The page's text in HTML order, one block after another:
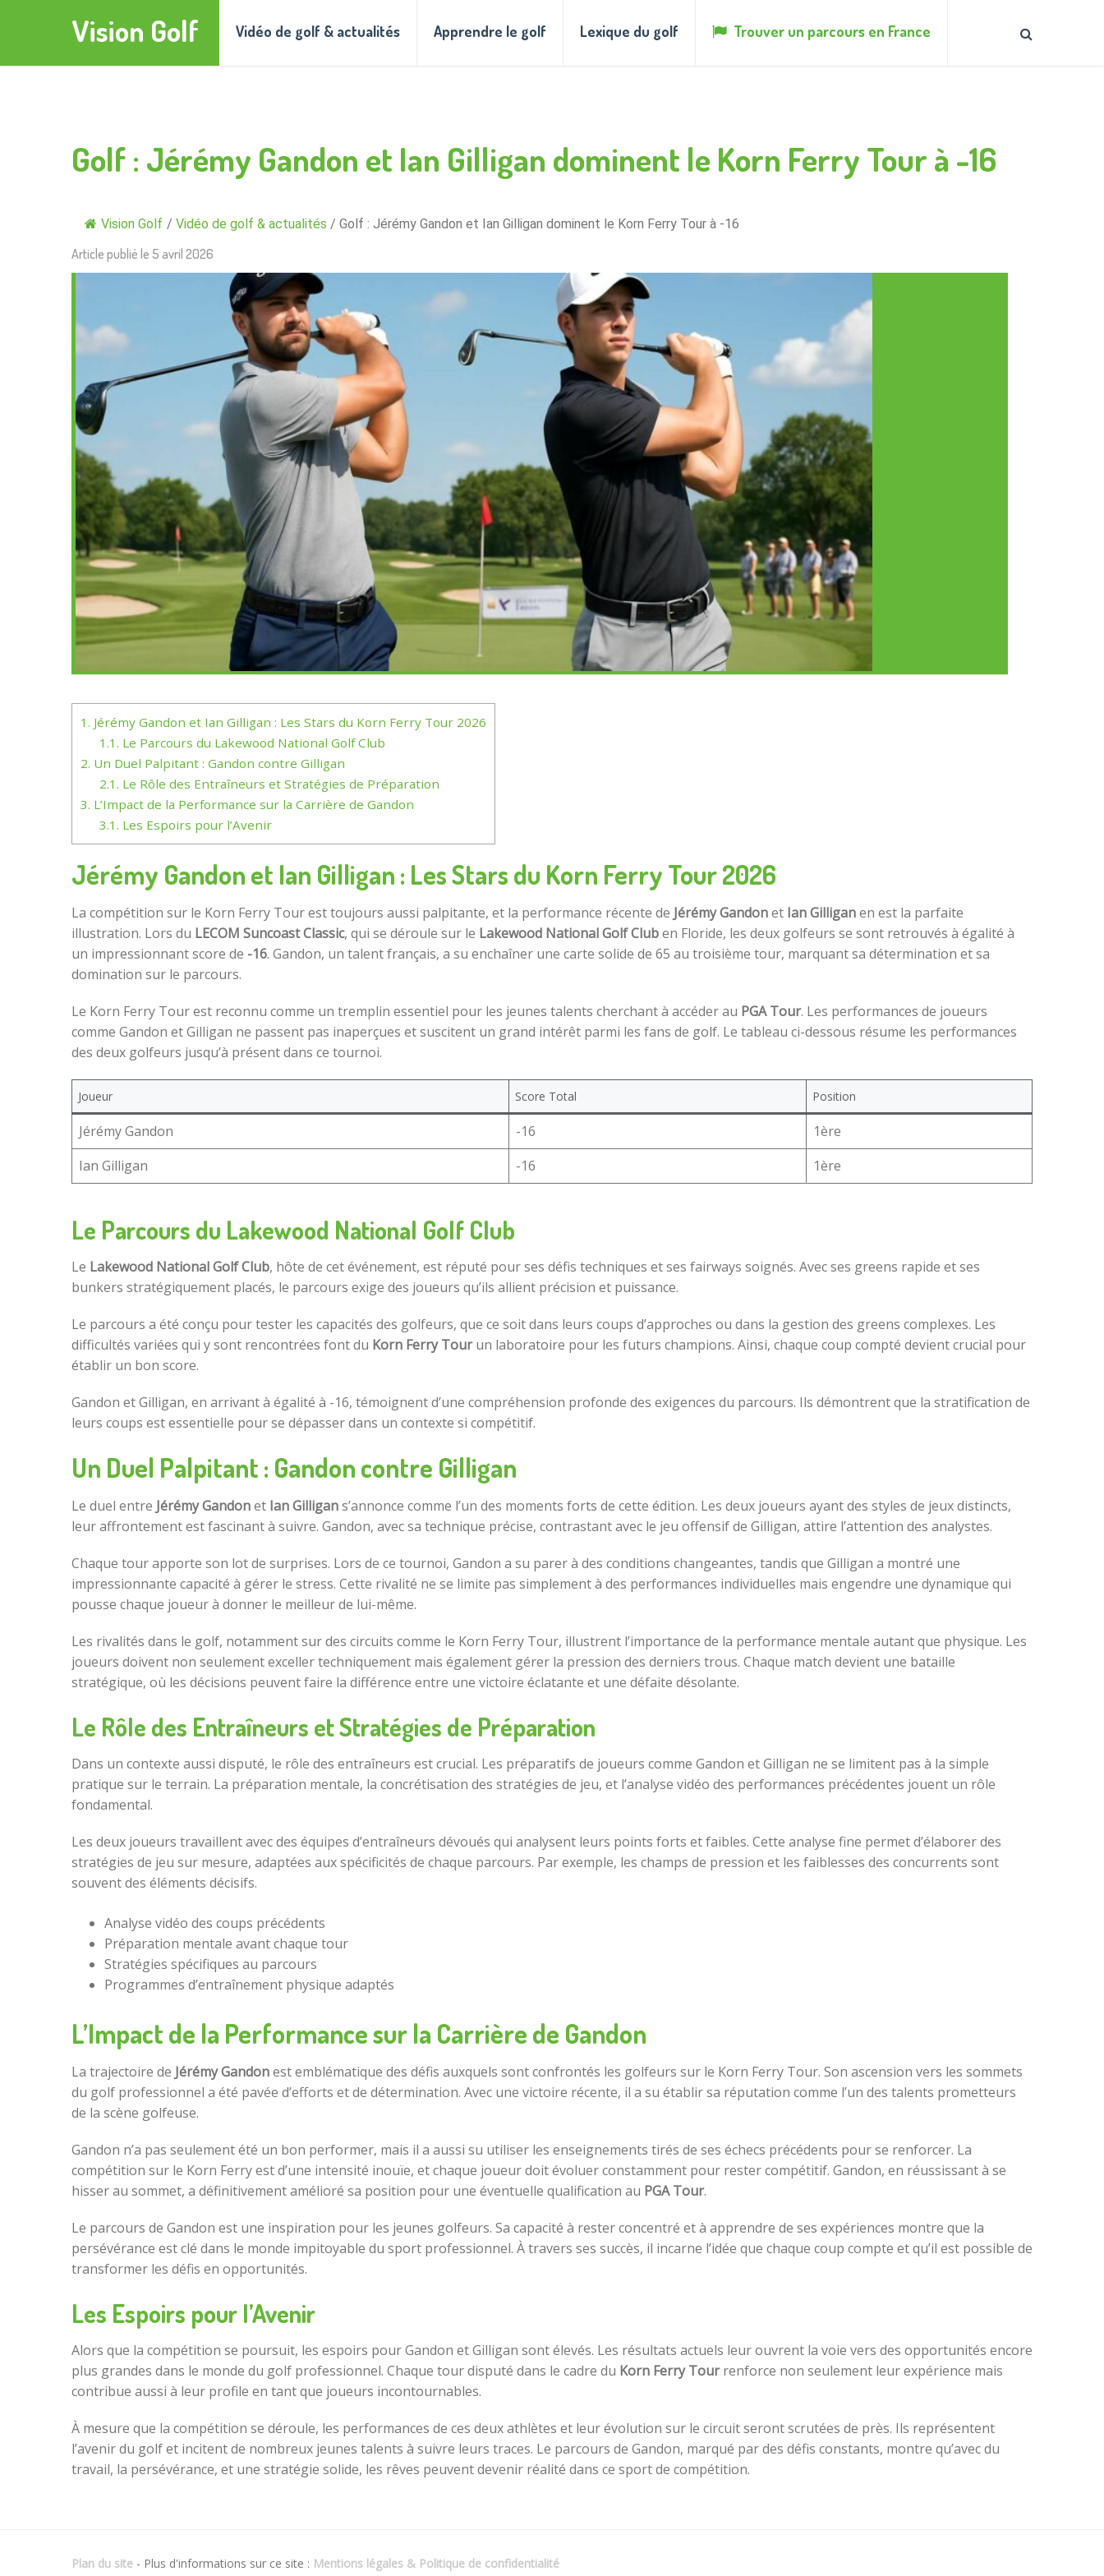
Vision Golf Vidéo de golf & actualités Apprendre le golf Lexique du golf Trouver un parcours en France
Golf : Jérémy Gandon et Ian Gilligan dominent le Korn Ferry Tour à -16
Vision Golf / Vidéo de golf & actualités / Golf : Jérémy Gandon et Ian Gilligan dominent le Korn Ferry Tour à -16
Article publié le 5 avril 2026
1. Jérémy Gandon et Ian Gilligan : Les Stars du Korn Ferry Tour 2026
1.1. Le Parcours du Lakewood National Golf Club
2. Un Duel Palpitant : Gandon contre Gilligan
2.1. Le Rôle des Entraîneurs et Stratégies de Préparation
3. L’Impact de la Performance sur la Carrière de Gandon
3.1. Les Espoirs pour l’Avenir
Jérémy Gandon et Ian Gilligan : Les Stars du Korn Ferry Tour 2026
La compétition sur le Korn Ferry Tour est toujours aussi palpitante, et la performance récente de Jérémy Gandonet Ian Gilliganen est la parfaite
illustration. Lors du LECOM Suncoast Classic, qui se déroule sur le Lakewood National Golf Cluben Floride, les deux golfeurs se sont retrouvés à égalité à
un impressionnant score de -16. Gandon, un talent français, a su enchaîner une carte solide de 65 au troisième tour, marquant sa détermination et sa
domination sur le parcours.
Le Korn Ferry Tour est reconnu comme un tremplin essentiel pour les jeunes talents cherchant à accéder au PGA Tour. Les performances de joueurs
comme Gandon et Gilligan ne passent pas inaperçues et suscitent un grand intérêt parmi les fans de golf. Le tableau ci-dessous résume les performances
des deux golfeurs jusqu’à présent dans ce tournoi.
Joueur Score Total Position
Jérémy Gandon -16
1ère
Ian Gilligan
-16 1ère
Le Parcours du Lakewood National Golf Club
Le Lakewood National Golf Club, hôte de cet événement, est réputé pour ses défis techniques et ses fairways soignés. Avec ses greens rapide et ses
bunkers stratégiquement placés, le parcours exige des joueurs qu’ils allient précision et puissance.
Le parcours a été conçu pour tester les capacités des golfeurs, que ce soit dans leurs coups d’approches ou dans la gestion des greens complexes. Les
difficultés variées qui y sont rencontrées font du Korn Ferry Tourun laboratoire pour les futurs champions. Ainsi, chaque coup compté devient crucial pour
établir un bon score.
Gandon et Gilligan, en arrivant à égalité à -16, témoignent d’une compréhension profonde des exigences du parcours. Ils démontrent que la stratification de
leurs coups est essentielle pour se dépasser dans un contexte si compétitif.
Un Duel Palpitant : Gandon contre Gilligan
Le duel entre Jérémy Gandonet Ian Gilligans’annonce comme l’un des moments forts de cette édition. Les deux joueurs ayant des styles de jeux distincts,
leur affrontement est fascinant à suivre. Gandon, avec sa technique précise, contrastant avec le jeu offensif de Gilligan, attire l’attention des analystes.
Chaque tour apporte son lot de surprises. Lors de ce tournoi, Gandon a su parer à des conditions changeantes, tandis que Gilligan a montré une
impressionnante capacité à gérer le stress. Cette rivalité ne se limite pas simplement à des performances individuelles mais engendre une dynamique qui
pousse chaque joueur à donner le meilleur de lui-même.
Les rivalités dans le golf, notamment sur des circuits comme le Korn Ferry Tour, illustrent l’importance de la performance mentale autant que physique. Les
joueurs doivent non seulement exceller techniquement mais également gérer la pression des derniers trous. Chaque match devient une bataille
stratégique, où les décisions peuvent faire la différence entre une victoire éclatante et une défaite désolante.
Le Rôle des Entraîneurs et Stratégies de Préparation
Dans un contexte aussi disputé, le rôle des entraîneurs est crucial. Les préparatifs de joueurs comme Gandon et Gilligan ne se limitent pas à la simple
pratique sur le terrain. La préparation mentale, la concrétisation des stratégies de jeu, et l’analyse vidéo des performances précédentes jouent un rôle
fondamental.
Les deux joueurs travaillent avec des équipes d’entraîneurs dévoués qui analysent leurs points forts et faibles. Cette analyse fine permet d’élaborer des
stratégies de jeu sur mesure, adaptées aux spécificités de chaque parcours. Par exemple, les champs de pression et les faiblesses des concurrents sont
souvent des éléments décisifs.
Analyse vidéo des coups précédents
Préparation mentale avant chaque tour
Stratégies spécifiques au parcours
Programmes d’entraînement physique adaptés
L’Impact de la Performance sur la Carrière de Gandon
La trajectoire de Jérémy Gandonest emblématique des défis auxquels sont confrontés les golfeurs sur le Korn Ferry Tour. Son ascension vers les sommets
du golf professionnel a été pavée d’efforts et de détermination. Avec une victoire récente, il a su établir sa réputation comme l’un des talents prometteurs
de la scène golfeuse.
Gandon n’a pas seulement été un bon performer, mais il a aussi su utiliser les enseignements tirés de ses échecs précédents pour se renforcer. La
compétition sur le Korn Ferry est d’une intensité inouïe, et chaque joueur doit évoluer constamment pour rester compétitif. Gandon, en réussissant à se
hisser au sommet, a définitivement amélioré sa position pour une éventuelle qualification au PGA Tour.
Le parcours de Gandon est une inspiration pour les jeunes golfeurs. Sa capacité à rester concentré et à apprendre de ses expériences montre que la
persévérance est clé dans le monde impitoyable du sport professionnel. À travers ses succès, il incarne l’idée que chaque coup compte et qu’il est possible de
transformer les défis en opportunités.
Les Espoirs pour l’Avenir
Alors que la compétition se poursuit, les espoirs pour Gandon et Gilligan sont élevés. Les résultats actuels leur ouvrent la voie vers des opportunités encore
plus grandes dans le monde du golf professionnel. Chaque tour disputé dans le cadre du Korn Ferry Tourrenforce non seulement leur expérience mais
contribue aussi à leur profile en tant que joueurs incontournables.
À mesure que la compétition se déroule, les performances de ces deux athlètes et leur évolution sur le circuit seront scrutées de près. Ils représentent
l’avenir du golf et incitent de nombreux jeunes talents à suivre leurs traces. Le parcours de Gandon, marqué par des défis constants, montre qu’avec du
travail, la persévérance, et une stratégie solide, les rêves peuvent devenir réalité dans ce sport de compétition.
Plan du site - Plus d'informations sur ce site : Mentions légales & Politique de confidentialité